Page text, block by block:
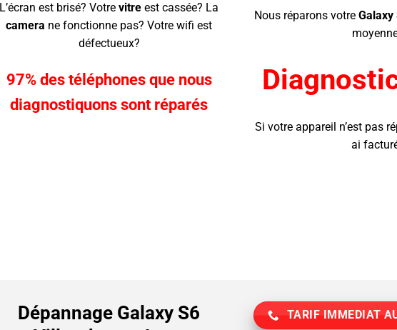
L’écran est brisé? Votre vitre est cassée? La
camera ne fonctionne pas? Votre wifi est
défectueux?
97% des téléphones que nous
diagnostiquons sont réparés
Nous réparons votre Galaxy
Si votre appareil n’est pas
ai
Dépannage Galaxy S6
TARIF IMMEDIAT